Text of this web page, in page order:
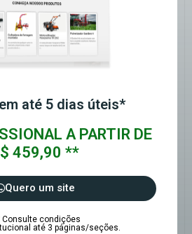
até 5 dias úteis*
A PARTIR DE
459,90 **
Quero um site
Consulte condições
até 3 páginas/seções.